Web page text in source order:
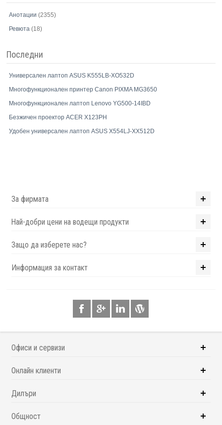
Анотации(2355)
Ревюта(18)
Последни
Универсален лаптоп ASUS K555LB-XO532D
Многофункционален принтер Canon PIXMA MG3650
Многофункционален лаптоп Lenovo YG500-14IBD
Безжичен проектор ACER X123PH
Удобен универсален лаптоп ASUS X554LJ-XX512D
За фирмата
Най-добри цени на водещи продукти
Защо да изберете нас?
Информация за контакт
Офиси и сервизи
Онлайн клиенти
Дилъри
Общност